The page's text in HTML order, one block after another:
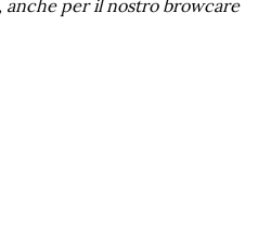
per il nostro browcare